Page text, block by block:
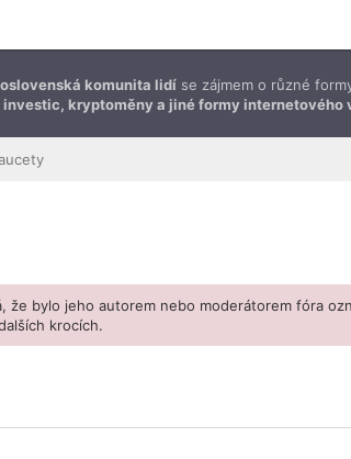
komunita lidí se zájmem o různé
kryptoměny a jiné formy internetového
že bylo jeho autorem nebo moderátorem fóra
krocích.